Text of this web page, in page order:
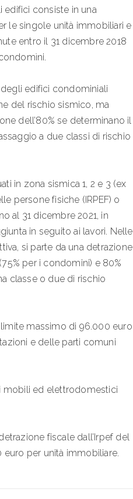
edifici consiste in una
le singole unità immobiliari e
entro il 31 dicembre 2018
edifici condominiali
del rischio sismico, ma
dell’80% se determinano il
a due classi di rischio
in zona sismica 1, 2 e 3 (ex
persone fisiche (IRPEF) o
al 31 dicembre 2021, in
in seguito ai lavori. Nelle
si parte da una detrazione
per i condomini) e 80%
classe o due di rischio
massimo di 96.000 euro
e delle parti comuni
mobili ed elettrodomestici
fiscale dall’Irpef del
per unità immobiliare.